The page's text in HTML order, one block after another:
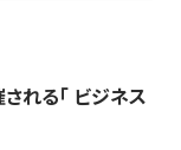
れる「 ビジネス